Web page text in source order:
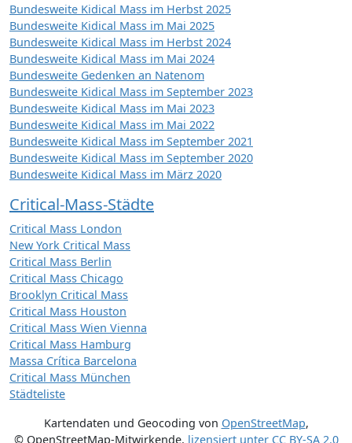
Bundesweite Kidical Mass im Herbst 2025
Bundesweite Kidical Mass im Mai 2025
Bundesweite Kidical Mass im Herbst 2024
Bundesweite Kidical Mass im Mai 2024
Bundesweite Gedenken an Natenom
Bundesweite Kidical Mass im September 2023
Bundesweite Kidical Mass im Mai 2023
Bundesweite Kidical Mass im Mai 2022
Bundesweite Kidical Mass im September 2021
Bundesweite Kidical Mass im September 2020
Bundesweite Kidical Mass im März 2020
Critical-Mass-Städte
Critical Mass London
New York Critical Mass
Critical Mass Berlin
Critical Mass Chicago
Brooklyn Critical Mass
Critical Mass Houston
Critical Mass Wien Vienna
Critical Mass Hamburg
Massa Crítica Barcelona
Critical Mass München
Städteliste
Kartendaten und Geocoding von OpenStreetMap,
© OpenStreetMap-Mitwirkende, lizensiert unter CC BY-SA 2.0